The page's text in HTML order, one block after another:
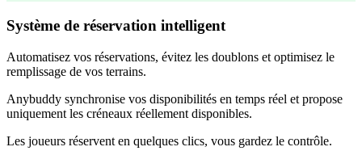
Système de réservation intelligent
Automatisez vos réservations, évitez les doublons et optimisez le
remplissage de vos terrains.
Anybuddy synchronise vos disponibilités en temps réel et propose
uniquement les créneaux réellement disponibles.
Les joueurs réservent en quelques clics, vous gardez le contrôle.